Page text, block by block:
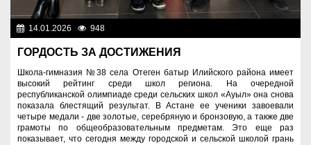
14.01.2026 948
ГОРДОСТЬ ЗА ДОСТИЖЕНИЯ
Школа-гимназия №38 села Отеген батыр Илийского района имеет
высокий рейтинг среди школ региона. На очередной
республиканской олимпиаде среди сельских школ «Ауыл» она снова
показала блестящий результат. В Астане ее ученики завоевали
четыре медали - две золотые, серебряную и бронзовую, а также две
грамоты по общеобразовательным предметам. Это еще раз
показывает, что сегодня между городской и сельской школой грань